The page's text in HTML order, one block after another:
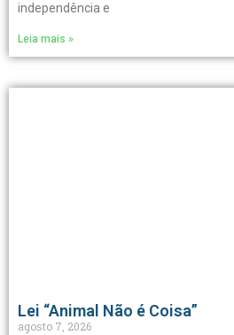
independência e
Leia mais »
Lei “Animal Não é Coisa”
agosto 7, 2026